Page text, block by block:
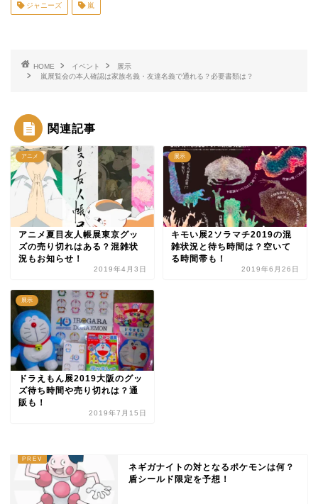
ジャニーズ 嵐
HOME イベント
展示
嵐展覧会の本人確認は家族名義・友達名義で通れる？必要書類は？
関連記事
アニメ
アニメ夏目友人帳展東京グッ
ズの売り切れはある？混雑状
況もお知らせ！
2019年4月3日
展示
キモい展2ソラマチ2019の混
雑状況と待ち時間は？空いて
る時間帯も！
2019年6月26日
展示
ドラえもん展2019大阪のグッ
ズ待ち時間や売り切れは？通
販も！
2019年7月15日
ネギガナイトの対となるポケモンは何？
盾シールド限定を予想！